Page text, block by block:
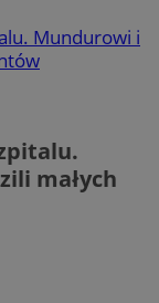
Mundurowi i
małych